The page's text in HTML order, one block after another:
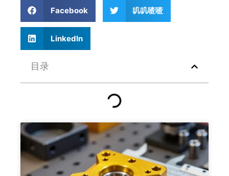
Facebook 叽叽喳喳
LinkedIn
目录